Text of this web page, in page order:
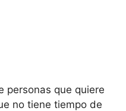
personas que quiere
no tiene tiempo de